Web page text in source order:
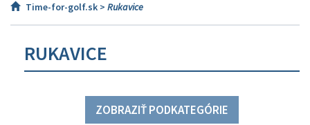
Time-for-golf.sk > Rukavice
RUKAVICE
ZOBRAZIŤ PODKATEGÓRIE